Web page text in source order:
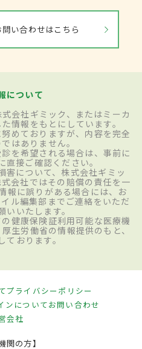
い合わせはこちら
について
会社ギミック、またはミーカ
情報をもとにしています。
めておりますが、内容を完全
はありません。
を希望される場合は、事前に
接ご確認ください。
害について、株式会社ギミッ
会社ではその賠償の責任を一
報に誤りがある場合には、お
ル編集部までご連絡をいただ
いいたします。
健康保険証利用可能な医療機
生労働省の情報提供のもと、
ております。
プライバシーポリシー
ンについてお問い合わせ
会社
関の方】